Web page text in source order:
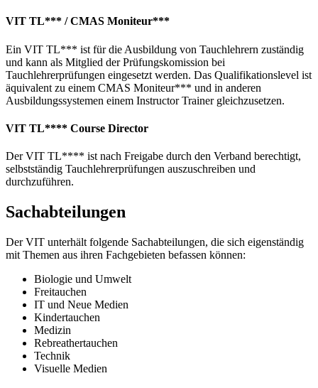
VIT TL*** / CMAS Moniteur***
Ein VIT TL*** ist für die Ausbildung von Tauchlehrern zuständig
und kann als Mitglied der Prüfungskomission bei
Tauchlehrerprüfungen eingesetzt werden. Das Qualifikationslevel ist
äquivalent zu einem CMAS Moniteur*** und in anderen
Ausbildungssystemen einem Instructor Trainer gleichzusetzen.
VIT TL**** Course Director
Der VIT TL**** ist nach Freigabe durch den Verband berechtigt,
selbstständig Tauchlehrerprüfungen auszuschreiben und
durchzuführen.
Sachabteilungen
Der VIT unterhält folgende Sachabteilungen, die sich eigenständig
mit Themen aus ihren Fachgebieten befassen können:
Biologie und Umwelt
Freitauchen
IT und Neue Medien
Kindertauchen
Medizin
Rebreathertauchen
Technik
Visuelle Medien